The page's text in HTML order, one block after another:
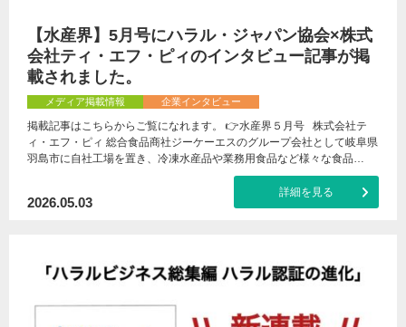
【水産界】5月号にハラル・ジャパン協会×株式
会社ティ・エフ・ピィのインタビュー記事が掲
載されました。
メディア掲載情報 企業インタビュー
掲載記事はこちらからご覧になれます。 👉水産界５月号 株式会社テ
ィ・エフ・ピィ 総合食品商社ジーケーエスのグループ会社として岐阜県
羽島市に自社工場を置き、冷凍水産品や業務用食品など様々な食品…
2026.05.03
詳細を見る